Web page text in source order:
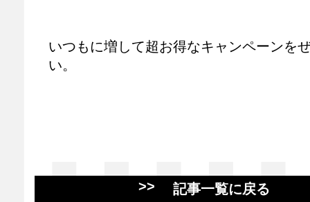
いつもに増して超お得なキャンペーンを
い。
記事一覧に戻る